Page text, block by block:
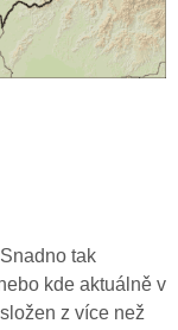
tak
kde aktuálně v
z více než